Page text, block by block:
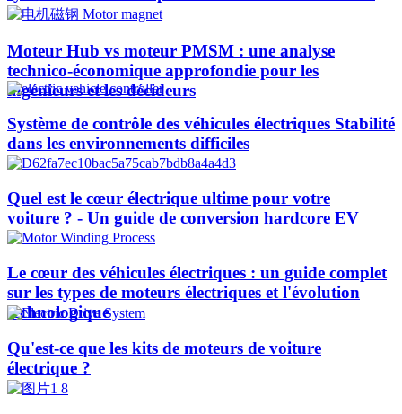
Moteur Hub vs moteur PMSM : une analyse
technico-économique approfondie pour les
ingénieurs et les décideurs
Système de contrôle des véhicules électriques Stabilité
dans les environnements difficiles
Quel est le cœur électrique ultime pour votre
voiture ? - Un guide de conversion hardcore EV
Le cœur des véhicules électriques : un guide complet
sur les types de moteurs électriques et l'évolution
technologique
Qu'est-ce que les kits de moteurs de voiture
électrique ?